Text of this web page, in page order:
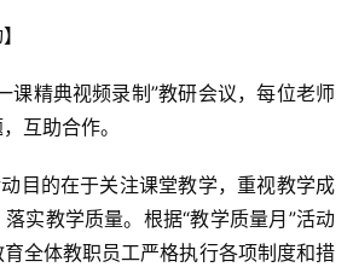
课精典视频录制”教研会议，每位老师
互助合作。
目的在于关注课堂教学，重视教学成
实教学质量。根据“教学质量月”活动
全体教职员工严格执行各项制度和措